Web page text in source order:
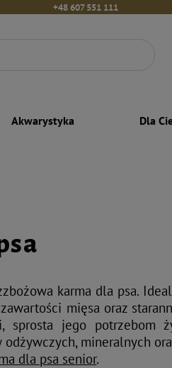
+48 607 551 111
Akwarystyka Dla
karma dla psa.
mięsa oraz
jego potrzebom
mineralnych
dla psa senior.